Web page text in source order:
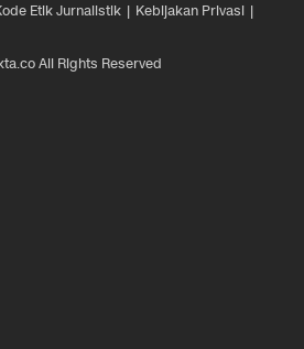
Etik Jurnalistik
Kebijakan Privasi
All Rights Reserved